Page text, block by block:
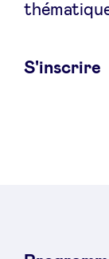
S'inscrire